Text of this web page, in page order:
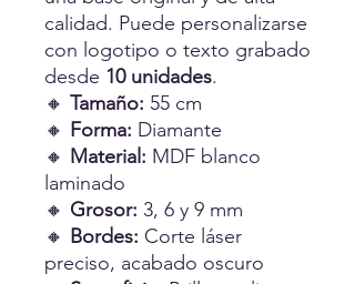
calidad. Puede personalizarse
con logotipo o texto grabado
desde 10 unidades.
🔸 Tamaño: 55 cm
🔸 Forma: Diamante
🔸 Material: MDF blanco
laminado
🔸 Grosor: 3, 6 y 9 mm
🔸 Bordes: Corte láser
preciso, acabado oscuro